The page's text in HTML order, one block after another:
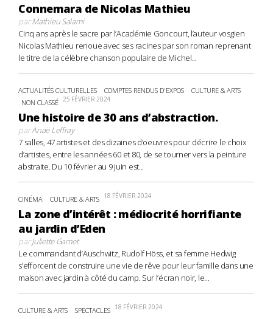
Connemara de Nicolas Mathieu
parMathieu Salami
Cinq ans après le sacre par l’Académie Goncourt, l’auteur vosgien
Nicolas Mathieu renoue avec ses racines par son roman reprenant
le titre de la célèbre chanson populaire de Michel...
ACTUALITÉS CULTURELLES COMPTES RENDUS D'EXPOS
CULTURE & ARTS
NON CLASSÉ 25 FÉVRIER 2024
Une histoire de 30 ans d’abstraction.
parAnaë Leffray
7 salles, 47 artistes et des dizaines d’oeuvres pour décrire le choix
d’artistes, entre les années 60 et 80, de se tourner vers la peinture
abstraite. Du 10 février au 9 juin est...
CINÉMA CULTURE & ARTS 18 FÉVRIER 2024
La zone d’intérêt : médiocrité horrifiante
au jardin d’Eden
parJuliette Gamet
Le commandant d’Auschwitz, Rudolf Höss, et sa femme Hedwig
s’efforcent de construire une vie de rêve pour leur famille dans une
maison avec jardin à côté du camp. Sur l’écran noir, le...
CULTURE & ARTS SPECTACLES 18 FÉVRIER 2024